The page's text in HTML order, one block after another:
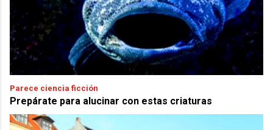
Parece ciencia ficción
Prepárate para alucinar con estas criaturas